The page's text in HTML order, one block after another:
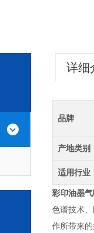
详细
品牌
产地类别
适用行业
彩印油墨
色谱技术
作所带来